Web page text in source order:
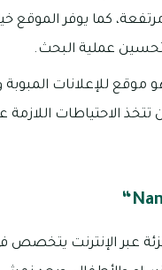
كما يوفر الموقع
عملية البحث.
موقع للإعلانات
تتخذ الاحتياطات
عبر الإنترنت يتخصص